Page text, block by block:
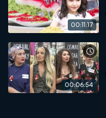
00:11:17
00:06:54